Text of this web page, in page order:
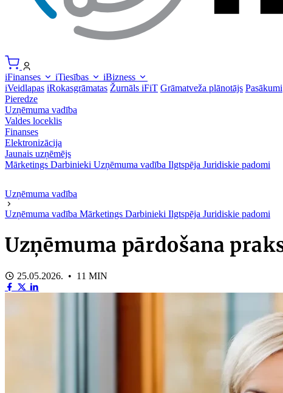
iFinanses iTiesības
iBizness
iVeidlapas iRokasgrāmatas Žurnāls iFiT Grāmatveža plānotājs Pasākumi
Pieredze
Uzņēmuma vadība
Valdes loceklis
Finanses
Elektronizācija
Jaunais uzņēmējs
Mārketings Darbinieki Uzņēmuma vadība Ilgtspēja Juridiskie padomi
Uzņēmuma vadība
Uzņēmuma vadība Mārketings Darbinieki Ilgtspēja Juridiskie padomi
Uzņēmuma pārdošana
25.05.2026. • 11 MIN